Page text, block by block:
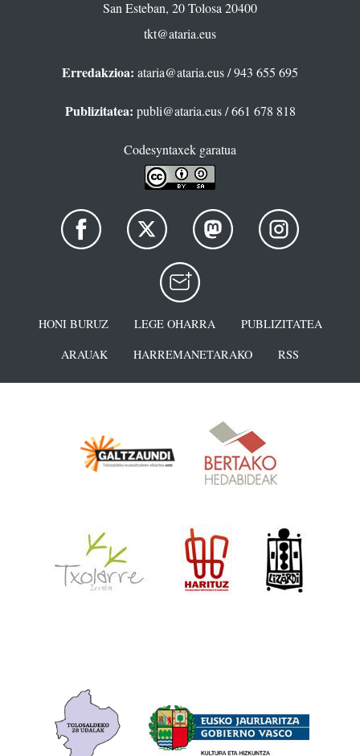
San Esteban, 20 Tolosa 20400
tkt@ataria.eus
Erredakzioa: ataria@ataria.eus/ 943 655 695
Publizitatea: publi@ataria.eus/ 661 678 818
Codesyntaxek garatua
HONI BURUZ LEGE OHARRA
PUBLIZITATEA
ARAUAK
HARREMANETARAKO RSS